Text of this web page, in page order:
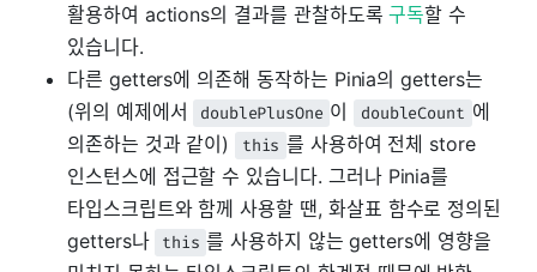
활용하여 actions의 결과를 관찰하도록구독할 수
있습니다.
다른 getters에 의존해 동작하는 Pinia의 getters는
(위의 예제에서
doublePlusOne 이 doubleCount 에
의존하는 것과 같이)
this 를 사용하여 전체 store
인스턴스에 접근할 수 있습니다. 그러나 Pinia를
타입스크립트와 함께 사용할 땐, 화살표 함수로 정의된
getters나
this 를 사용하지 않는 getters에 영향을